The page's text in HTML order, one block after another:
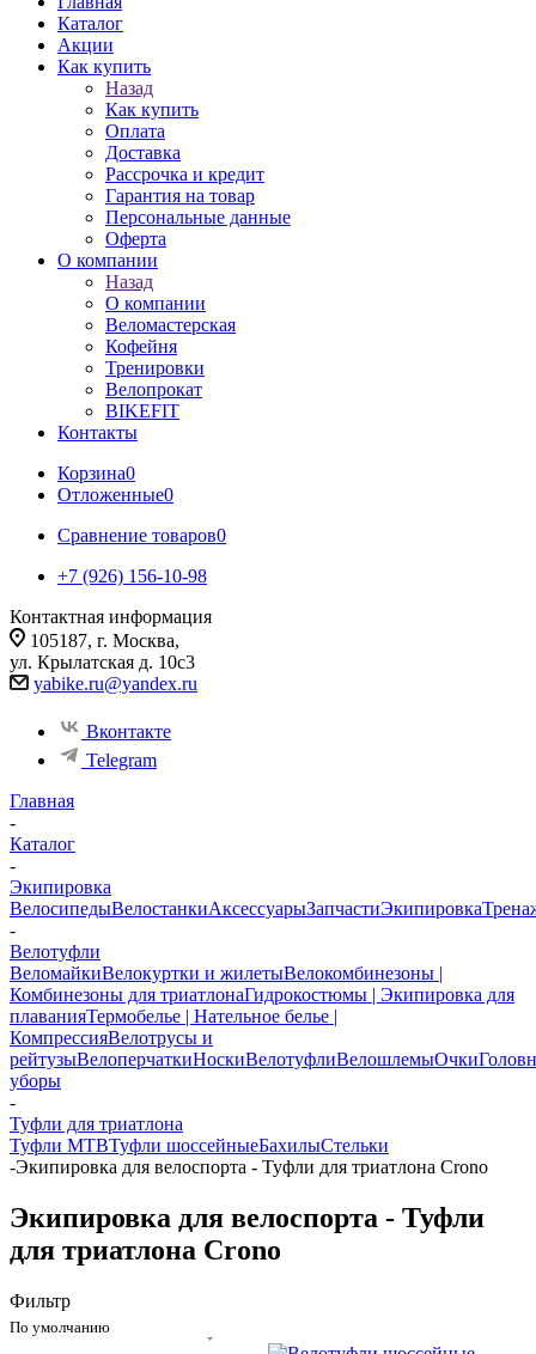
Каталог
Акции
Как купить
Назад
Как купить
Оплата
Доставка
Рассрочка и кредит
Гарантия на товар
Персональные данные
Оферта
О компании
Назад
О компании
Веломастерская
Кофейня
Тренировки
Велопрокат
BIKEFIT
Контакты
Корзина0
Отложенные0
Сравнение товаров0
+7 (926) 156-10-98
Контактная информация
105187, г. Москва,
ул. Крылатская д. 10с3
yabike.ru@yandex.ru
Вконтакте
Telegram
Главная
-
Каталог
-
Экипировка
ВелосипедыВелостанкиАксессуарыЗапчастиЭкипировка
-
Велотуфли
ВеломайкиВелокуртки и жилетыВелокомбинезоны |
Комбинезоны для триатлонаГидрокостюмы | Экипировка для
плаванияТермобелье | Нательное белье |
КомпрессияВелотрусы и
рейтузыВелоперчаткиНоскиВелотуфлиВелошлемыОчки
уборы
-
Туфли для триатлона
Туфли MTBТуфли шоссейныеБахилыСтельки
-Экипировка для велоспорта - Туфли для триатлона Crono
Экипировка для велоспорта - Туфли
для триатлона Crono
Фильтр
По умолчанию